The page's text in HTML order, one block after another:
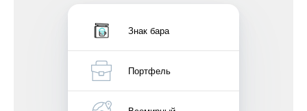
Знак бара
Портфель